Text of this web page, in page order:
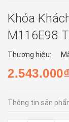
Khóa
M116E98
Thương hiệu:
2.543.000₫
Thông tin sản